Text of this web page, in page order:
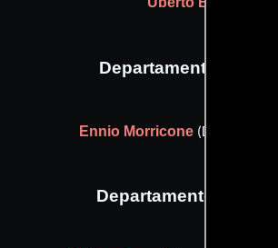
Departamento de
Ennio Morricone(Director de
Departamento de